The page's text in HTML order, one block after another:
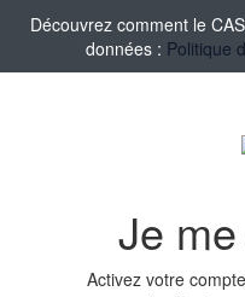
Découvrez comment le
données : Politique
Je
Activez votre compte